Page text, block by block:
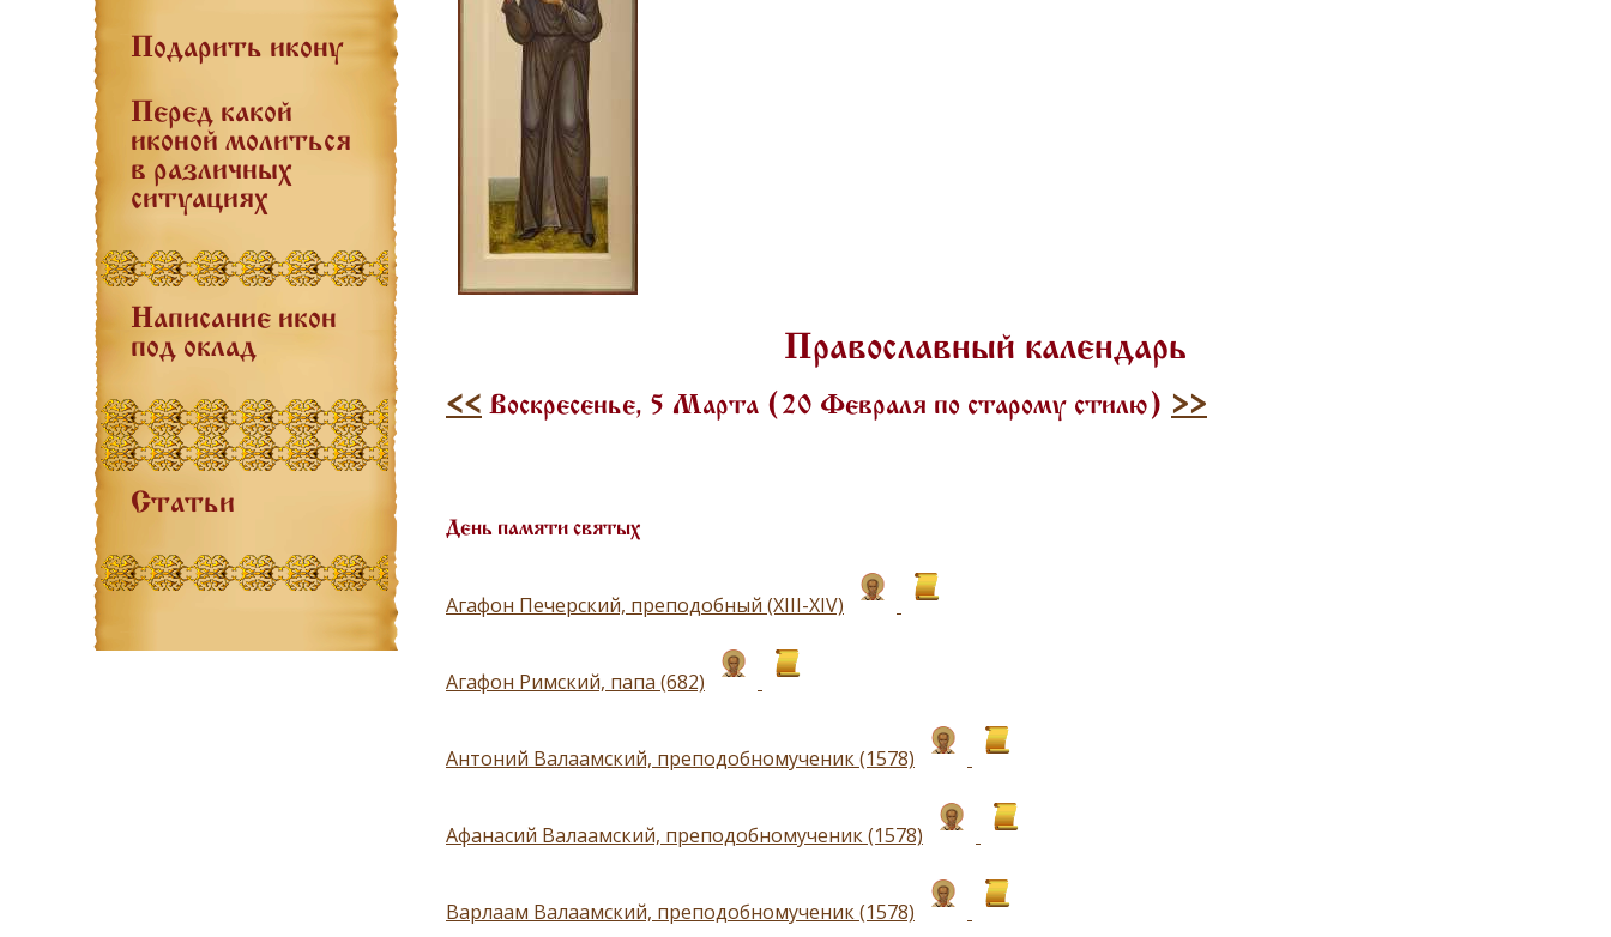
Подарить икону
Перед какой
иконой молиться
в различных
ситуациях
Написание икон
под оклад
Статьи
Православный календарь
<< Воскресенье, 5 Марта (20 Февраля по старому стилю) >>
День памяти святых
Агафон Печерский, преподобный (ХIII-ХIV)
Агафон Римский, папа (682)
Антоний Валаамский, преподобномученик (1578)
Афанасий Валаамский, преподобномученик (1578)
Варлаам Валаамский, преподобномученик (1578)